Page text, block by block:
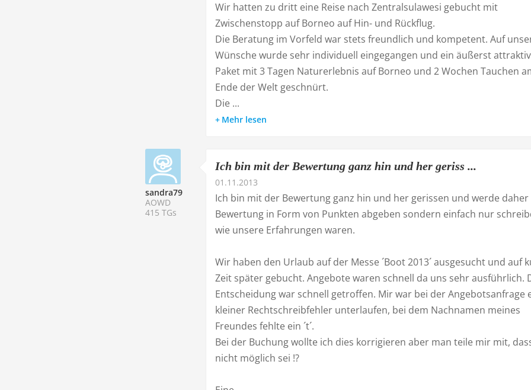
Wir hatten zu dritt eine Reise nach Zentralsulawesi gebucht mit
Zwischenstopp auf Borneo auf Hin- und Rückflug.
Die Beratung im Vorfeld war stets freundlich und kompetent. Auf
Wünsche wurde sehr individuell eingegangen und ein äußerst
Paket mit 3 Tagen Naturerlebnis auf Borneo und 2 Wochen Tauchen
Ende der Welt geschnürt.
Die ...
Mehr lesen
sandra79
AOWD
415 TGs
Ich bin mit der Bewertung ganz hin und her geriss ...
01.11.2013
Ich bin mit der Bewertung ganz hin und her gerissen und werde daher
Bewertung in Form von Punkten abgeben sondern einfach nur
wie unsere Erfahrungen waren.
Wir haben den Urlaub auf der Messe ´Boot 2013´ ausgesucht und auf
Zeit später gebucht. Angebote waren schnell da uns sehr ausführlich.
Entscheidung war schnell getroffen. Mir war bei der Angebotsanfrage
kleiner Rechtschreibfehler unterlaufen, bei dem Nachnamen meines
Freundes fehlte ein ´t´.
Bei der Buchung wollte ich dies korrigieren aber man teile mir mit,
nicht möglich sei !?